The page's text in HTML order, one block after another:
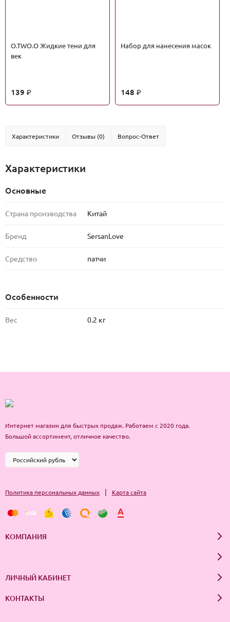
O.TWO.O Жидкие тени для
век
139 ₽
Набор для нанесения масок
148 ₽
Характеристики Отзывы (0) Вопрос-Ответ
Характеристики
Основные
Страна производства Китай
Бренд SersanLove
Средство патчи
Особенности
Вес 0.2 кг
Интернет магазин для быстрых продаж. Работаем с 2020 года.
Большой ассортимент, отличное качество.
Политика персональных данных | Карта сайта
КОМПАНИЯ
ЛИЧНЫЙ КАБИНЕТ
КОНТАКТЫ